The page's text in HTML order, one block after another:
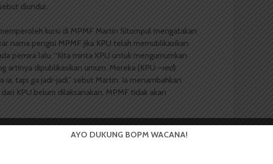
diundur.
kursi di MPMF Martin Sitompul mengatakan
nama pengisi MPMF jika KPU telah memublikasikan
pemira lalu. “Kita minta KPU untuk mengumumkan
artinya dipublikasikan umum. Mereka (KPU –red)
ia, tapi ga jadi-jadi,” sebut Martin. Ia menambahkan
KPU belum dilaksanakan, MPMF tidak akan
Umum KAM Politik, Nico Handani Siahaan. “Sampai
(pengumuman hasil penghitungan suara KAM –
kata Nico.
AYO DUKUNG BOPM WACANA!